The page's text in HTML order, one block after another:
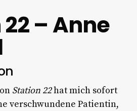
– Anne
Station 22hat mich sofort
verschwundene Patientin,